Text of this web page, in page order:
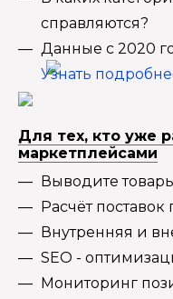
справляются?
Данные с 2020
Узнать
Для тех, кто уже
маркетплейсами
Выводите
Расчёт поставок
Внутренняя и
SEO -
Мониторинг